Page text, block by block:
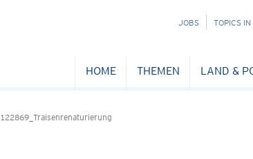
NAVIGATION
JOBS TOPICS
HOME THEMEN LAND &
122869_Traisenrenaturierung